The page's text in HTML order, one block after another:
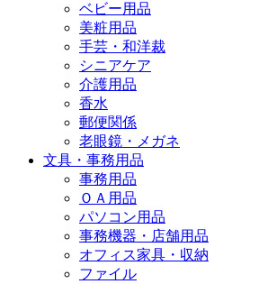
ベビー用品
美粧用品
手芸・和洋裁
シニアケア
介護用品
香水
郵便関係
老眼鏡・メガネ
文具・事務用品
事務用品
ＯＡ用品
パソコン用品
事務機器・店舗用品
オフィス家具・収納
ファイル